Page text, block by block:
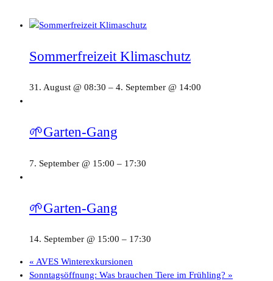
Sommerfreizeit Klimaschutz
31. August @ 08:30 – 4. September @ 14:00
🌱Garten-Gang
7. September @ 15:00 – 17:30
🌱Garten-Gang
14. September @ 15:00 – 17:30
« AVES Winterexkursionen
Sonntagsöffnung: Was brauchen Tiere im Frühling? »